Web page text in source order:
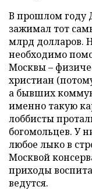
В прошлом году
зажимал тот
млрд долларов.
необходимо
Москвы –
христиан
а бывших
именно такую
лоббисты
богомольцев. У
любое лыко в
Москвой
приходы
ведутся.